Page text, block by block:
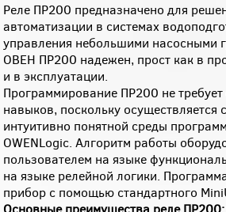
Реле ПР200 предназначено для
автоматизации в системах
управления небольшими насосными
ОВЕН ПР200 надежен, прост как в
и в эксплуатации.
Программирование ПР200 не
навыков, поскольку
интуитивно понятной среды
OWENLogic. Алгоритм работы
пользователем на языке
на языке релейной логики.
прибор с помощью стандартного
Основные преимущества реле ПР200: